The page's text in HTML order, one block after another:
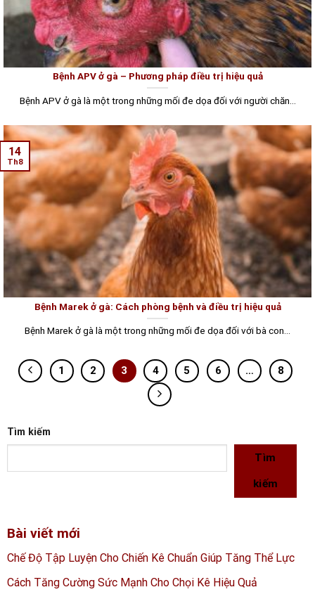
Bệnh APV ở gà – Phương pháp điều trị hiệu quả
Bệnh APV ở gà là một trong những mối đe dọa đối với người chăn...
Bệnh Marek ở gà: Cách phòng bệnh và điều trị hiệu quả
Bệnh Marek ở gà là một trong những mối đe dọa đối với bà con...
14
Th8
1 2 3 4 5 6 … 8
Tìm kiếm
Tìm
kiếm
Bài viết mới
Chế Độ Tập Luyện Cho Chiến Kê Chuẩn Giúp Tăng Thể Lực
Cách Tăng Cường Sức Mạnh Cho Chọi Kê Hiệu Quả